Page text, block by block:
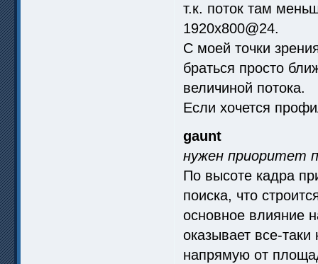
т.к. поток там
1920x800@24.
С моей точки
браться просто
величиной потока.
Если хочется
gaunt
нужен приоритет
По высоте кадра
поиска, что
основное влияние
оказывает все-
напрямую от